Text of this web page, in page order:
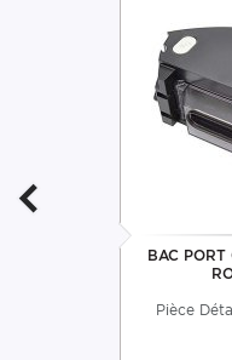
BAC
Pièce